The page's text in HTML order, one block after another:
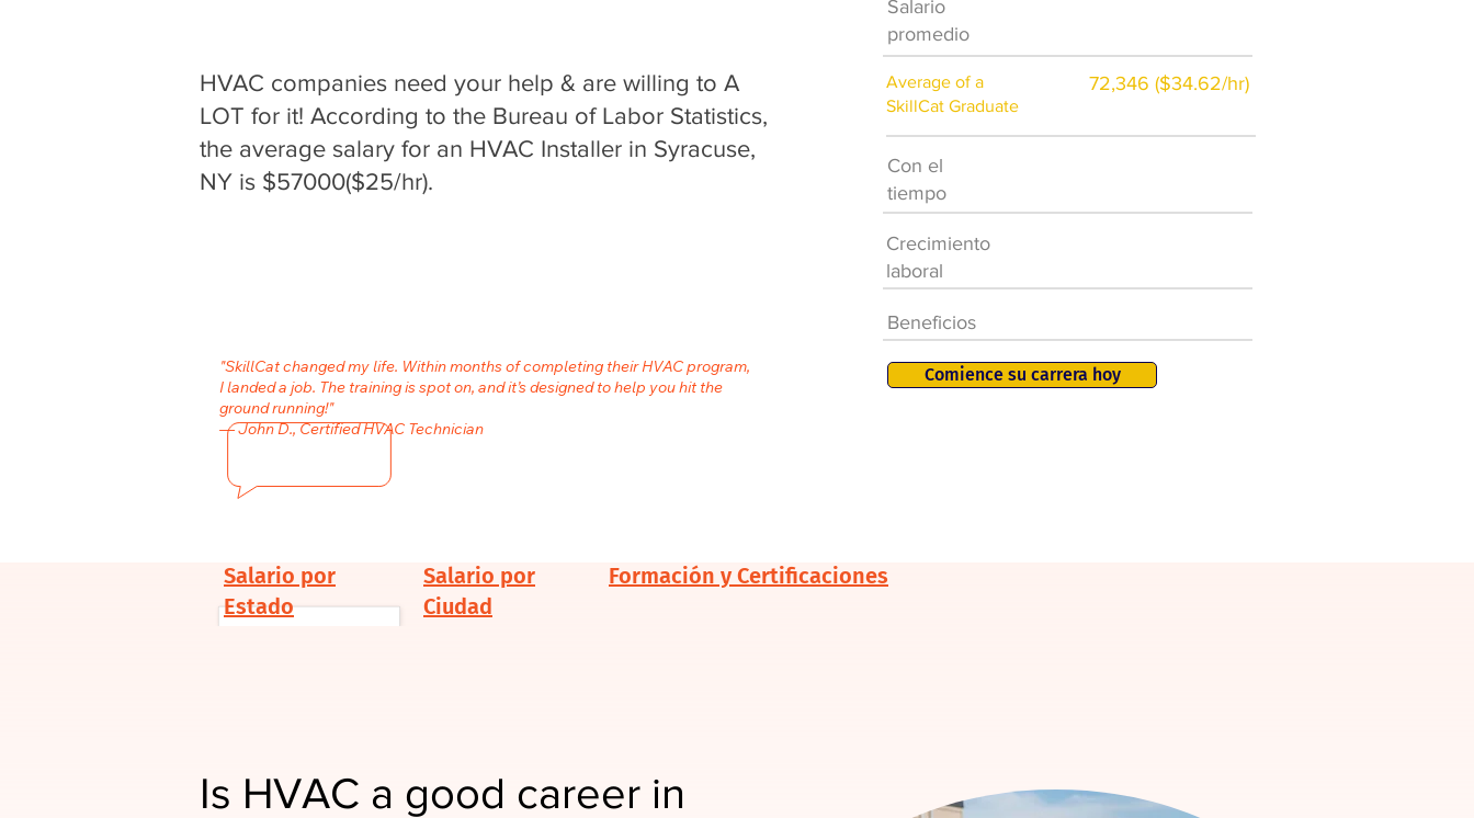
HVAC companies need your help & are willing to A
LOT for it! According to the Bureau of Labor Statistics,
the average salary for an HVAC Installer in Syracuse,
NY is $57000($25/hr).
"SkillCat changed my life. Within months of completing their HVAC program,
I landed a job. The training is spot on, and it’s designed to help you hit the
ground running!"
— John D., Certified HVAC Technician
Salario
promedio
Average of a
SkillCat Graduate
72,346 ($34.62/hr)
Con el
tiempo
Crecimiento
laboral
Beneficios
Comience su carrera hoy
Is HVAC a good career in
Salario por
Estado
Salario por
Ciudad
Formación y Certificaciones